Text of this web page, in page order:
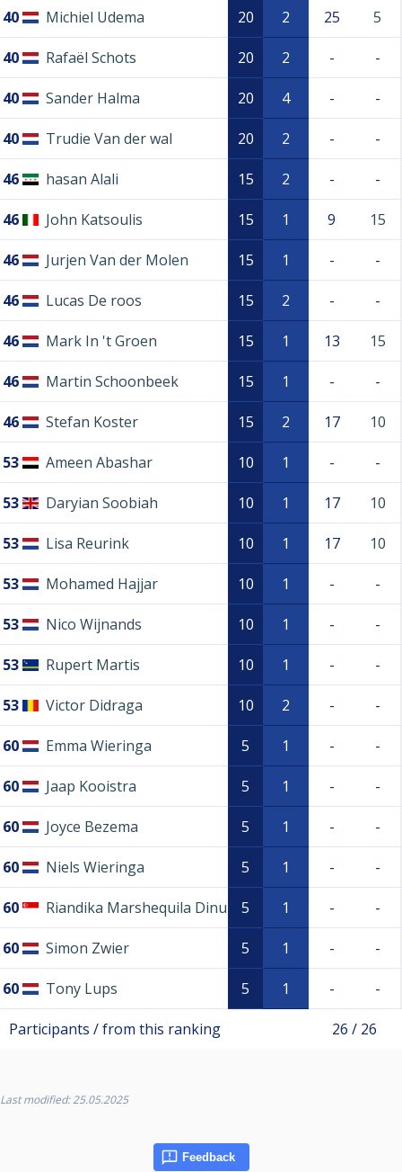
40 Michiel Udema 20 2 25 5
40 Rafaël Schots 20 2 - -
40 Sander Halma 20 4 - -
40 Trudie Van der wal 20 2 - -
46 hasan Alali 15 2 - -
46 John Katsoulis 15 1 9 15
46 Jurjen Van der Molen 15 1 - -
46 Lucas De roos 15 2 - -
46 Mark In 't Groen 15 1 13 15
46 Martin Schoonbeek 15 1 - -
46 Stefan Koster 15 2 17 10
53 Ameen Abashar 10 1 - -
53 Daryian Soobiah 10 1 17 10
53 Lisa Reurink 10 1 17 10
53 Mohamed Hajjar 10 1 - -
53 Nico Wijnands 10 1 - -
53 Rupert Martis 10 1 - -
53 Victor Didraga 10 2 - -
60 Emma Wieringa 5 1 - -
60 Jaap Kooistra 5 1 - -
60 Joyce Bezema 5 1 - -
60 Niels Wieringa 5 1 - -
60 Riandika Marshequila Dinu 5 1 - -
60 Simon Zwier 5 1 - -
60 Tony Lups 5 1 - -
Participants / from this ranking 26 / 26
Last modified: 25.05.2025
Feedback